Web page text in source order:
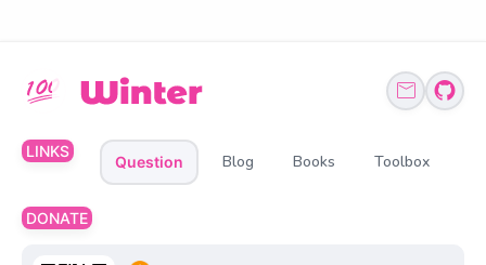
LINKS
Question Blog Books Toolbox
DONATE